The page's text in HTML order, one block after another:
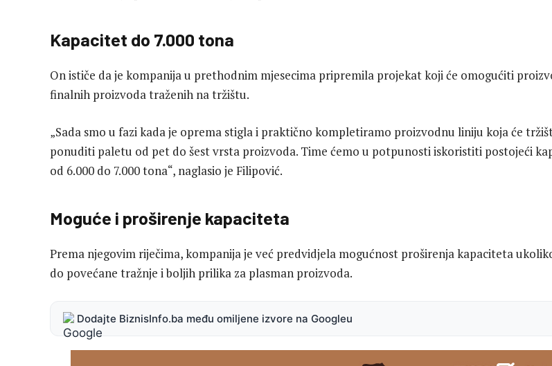
Kapacitet do 7.000 tona
On ističe da je kompanija u prethodnim mjesecima pripremila projekat koji će omogućiti
finalnih proizvoda traženih na tržištu.
„Sada smo u fazi kada je oprema stigla i praktično kompletiramo proizvodnu liniju koja će
ponuditi paletu od pet do šest vrsta proizvoda. Time ćemo u potpunosti iskoristiti postojeći
od 6.000 do 7.000 tona“, naglasio je Filipović.
Moguće i proširenje kapaciteta
Prema njegovim riječima, kompanija je već predvidjela mogućnost proširenja kapaciteta
do povećane tražnje i boljih prilika za plasman proizvoda.
Dodajte BiznisInfo.ba među omiljene izvore na Googleu